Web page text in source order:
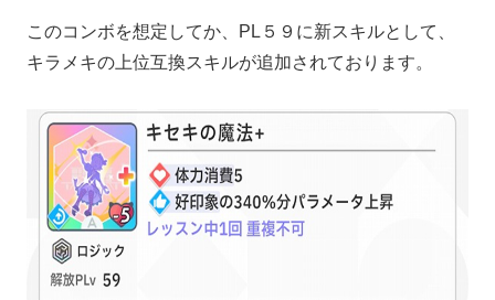
このコンボを想定してか、PL５９に新スキルとして、
キラメキの上位互換スキルが追加されております。